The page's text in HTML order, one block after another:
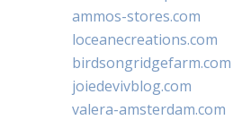
ammos-stores.com
loceanecreations.com
birdsongridgefarm.com
joiedevivblog.com
valera-amsterdam.com